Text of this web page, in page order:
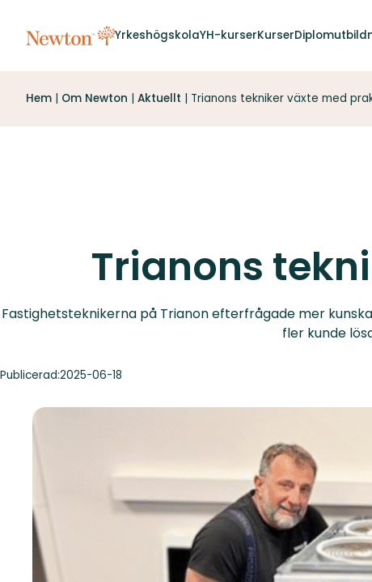
YrkeshögskolaYH-kurserKurser
Hem | Om Newton | Aktuellt | Trianons tekniker växte med
Trianons
Fastighetsteknikerna på Trianon efterfrågade mer
fler kunde
Publicerad:2025-06-18